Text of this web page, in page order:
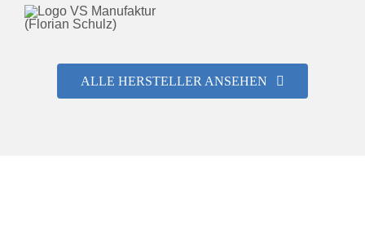
ALLE HERSTELLER ANSEHEN